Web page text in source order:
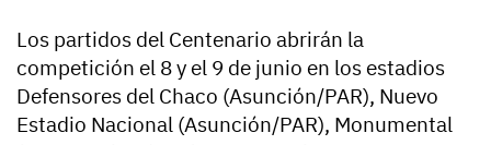
Los partidos del Centenario abrirán la
competición el 8 y el 9 de junio en los estadios
Defensores del Chaco (Asunción/PAR), Nuevo
Estadio Nacional (Asunción/PAR), Monumental